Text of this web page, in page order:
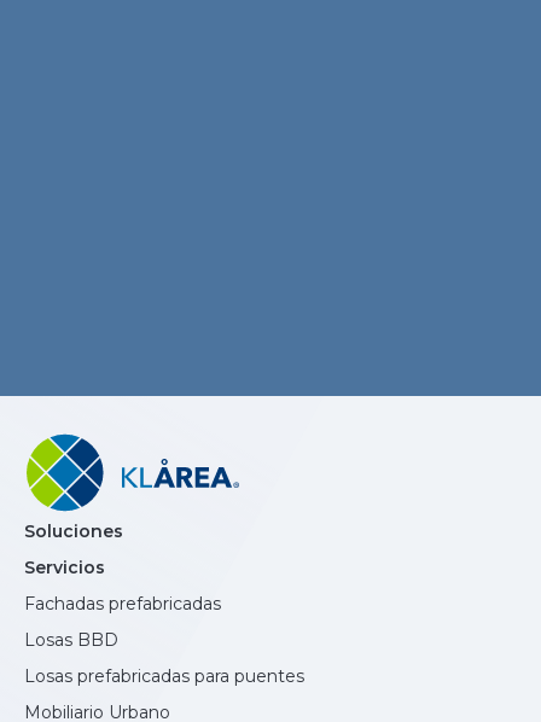
Soluciones
Servicios
Fachadas prefabricadas
Losas BBD
Losas prefabricadas para puentes
Mobiliario Urbano